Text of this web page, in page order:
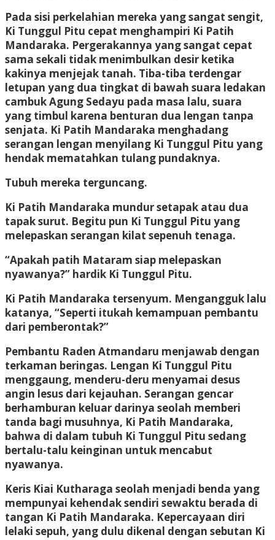
Pada sisi perkelahian mereka yang sangat sengit,
Ki Tunggul Pitu cepat menghampiri Ki Patih
Mandaraka. Pergerakannya yang sangat cepat
sama sekali tidak menimbulkan desir ketika
kakinya menjejak tanah. Tiba-tiba terdengar
letupan yang dua tingkat di bawah suara ledakan
cambuk Agung Sedayu pada masa lalu, suara
yang timbul karena benturan dua lengan tanpa
senjata. Ki Patih Mandaraka menghadang
serangan lengan menyilang Ki Tunggul Pitu yang
hendak mematahkan tulang pundaknya.
Tubuh mereka terguncang.
Ki Patih Mandaraka mundur setapak atau dua
tapak surut. Begitu pun Ki Tunggul Pitu yang
melepaskan serangan kilat sepenuh tenaga.
“Apakah patih Mataram siap melepaskan
nyawanya?” hardik Ki Tunggul Pitu.
Ki Patih Mandaraka tersenyum. Mengangguk lalu
katanya, “Seperti itukah kemampuan pembantu
dari pemberontak?”
Pembantu Raden Atmandaru menjawab dengan
terkaman beringas. Lengan Ki Tunggul Pitu
menggaung, menderu-deru menyamai desus
angin lesus dari kejauhan. Serangan gencar
berhamburan keluar darinya seolah memberi
tanda bagi musuhnya, Ki Patih Mandaraka,
bahwa di dalam tubuh Ki Tunggul Pitu sedang
bertalu-talu keinginan untuk mencabut
nyawanya.
Keris Kiai Kutharaga seolah menjadi benda yang
mempunyai kehendak sendiri sewaktu berada di
tangan Ki Patih Mandaraka. Kepercayaan diri
lelaki sepuh, yang dulu dikenal dengan sebutan Ki